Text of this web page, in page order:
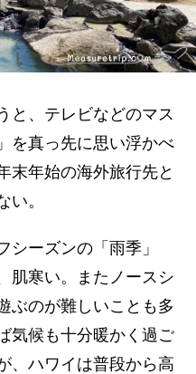
と、テレビなどのマス
を真っ先に思い浮かべ
末年始の海外旅行先と
い。
シーズンの「雨季」
肌寒い。またノースシ
ぶのが難しいことも多
気候も十分暖かく過ご
、ハワイは普段から高